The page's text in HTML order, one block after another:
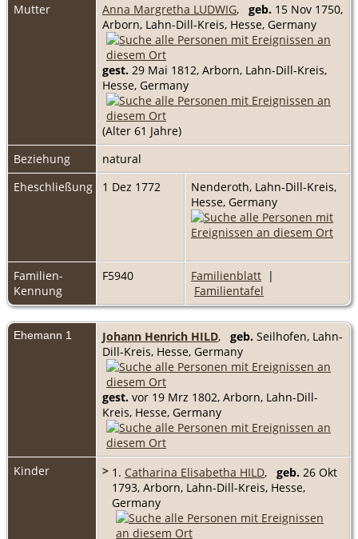
Mutter
Anna Margretha LUDWIG, geb. 15 Nov 1750,
Arborn, Lahn-Dill-Kreis, Hesse, Germany
gest. 29 Mai 1812, Arborn, Lahn-Dill-Kreis,
Hesse, Germany
(Alter 61 Jahre)
Beziehung
natural
Eheschließung
1 Dez 1772
Nenderoth, Lahn-Dill-Kreis,
Hesse, Germany
Familien-
Kennung
F5940 Familienblatt |
Familientafel
Ehemann 1 Johann Henrich HILD, geb. Seilhofen, Lahn-
Dill-Kreis, Hesse, Germany
gest. vor 19 Mrz 1802, Arborn, Lahn-Dill-
Kreis, Hesse, Germany
Kinder > 1. Catharina Elisabetha HILD, geb. 26 Okt
1793, Arborn, Lahn-Dill-Kreis, Hesse,
Germany